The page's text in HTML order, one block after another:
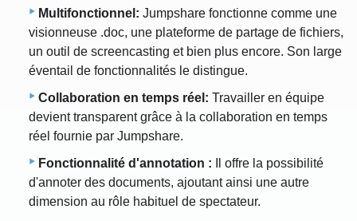
Multifonctionnel: Jumpshare fonctionne comme une
visionneuse .doc, une plateforme de partage de fichiers,
un outil de screencasting et bien plus encore. Son large
éventail de fonctionnalités le distingue.
Collaboration en temps réel: Travailler en équipe
devient transparent grâce à la collaboration en temps
réel fournie par Jumpshare.
Fonctionnalité d'annotation : Il offre la possibilité
d'annoter des documents, ajoutant ainsi une autre
dimension au rôle habituel de spectateur.